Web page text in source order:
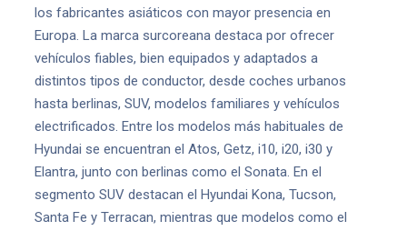
los fabricantes asiáticos con mayor presencia en
Europa. La marca surcoreana destaca por ofrecer
vehículos fiables, bien equipados y adaptados a
distintos tipos de conductor, desde coches urbanos
hasta berlinas, SUV, modelos familiares y vehículos
electrificados. Entre los modelos más habituales de
Hyundai se encuentran el Atos, Getz, i10, i20, i30 y
Elantra, junto con berlinas como el Sonata. En el
segmento SUV destacan el Hyundai Kona, Tucson,
Santa Fe y Terracan, mientras que modelos como el